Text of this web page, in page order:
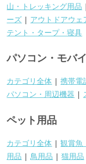
山・トレッキング用品 |
ーズ | アウトドアウェ
テント・タープ・寝具
パソコン・モバ
カテゴリ全体 |携帯電
パソコン・周辺機器 |
ペット用品
カテゴリ全体 |観賞魚
用品 | 鳥用品 |猫用品